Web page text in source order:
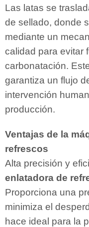
Las latas se
de sellado, donde
mediante un
calidad para evitar
carbonatación.
garantiza un flujo
intervención
producción.
Ventajas de la
refrescos
Alta precisión y
enlatadora de
Proporciona una
minimiza el
hace ideal para la